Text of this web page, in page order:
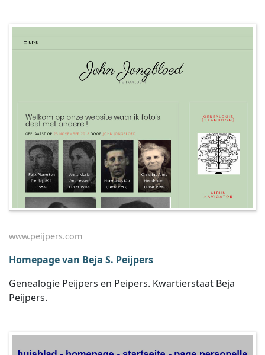
www.peijpers.com
Homepage van Beja S. Peijpers
Genealogie Peijpers en Peipers. Kwartierstaat Beja
Peijpers.